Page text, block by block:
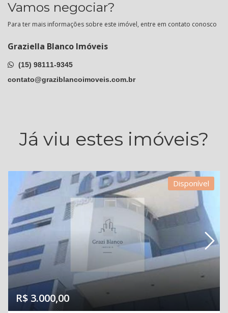
Vamos negociar?
Para ter mais informações sobre este imóvel, entre em contato conosco
Graziella Blanco Imóveis
(15) 98111-9345
contato@graziblancoimoveis.com.br
Já viu estes imóveis?
Disponível
R$ 3.000,00